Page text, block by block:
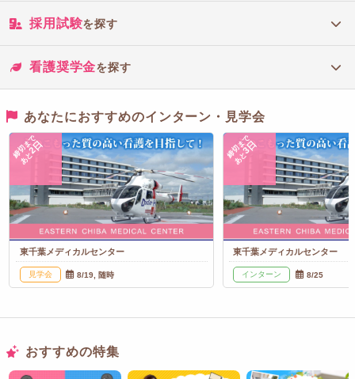
採用試験を探す
看護奨学金を探す
あなたにおすすめのインターン・見学会
締切まで
あと
2日
東千葉メディカルセンター
見学会 8/19, 随時
締切まで
あと
3日
東千葉メディカルセンター
インターン 8/25
おすすめの特集